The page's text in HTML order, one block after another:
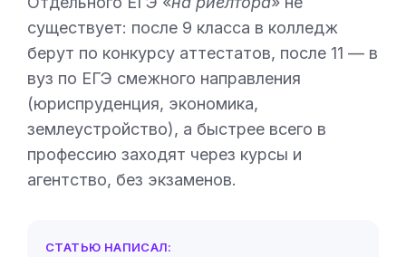
существует: после 9 класса в колледж
берут по конкурсу аттестатов, после 11 — в
вуз по ЕГЭ смежного направления
(юриспруденция, экономика,
землеустройство), а быстрее всего в
профессию заходят через курсы и
агентство, без экзаменов.
СТАТЬЮ НАПИСАЛ: